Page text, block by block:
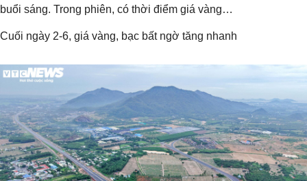
buổi sáng. Trong phiên, có thời điểm giá vàng…
Cuối ngày 2-6, giá vàng, bạc bất ngờ tăng nhanh